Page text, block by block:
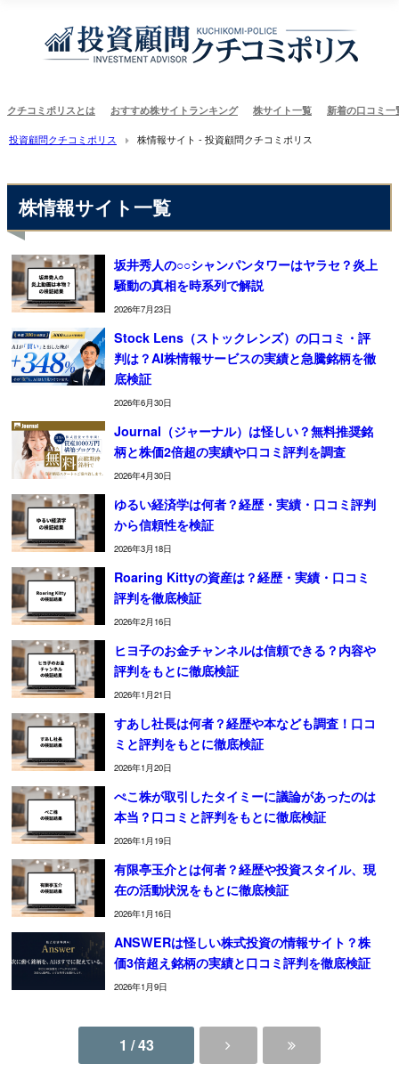
クチコミポリスとは おすすめ株サイトランキング 株サイト一覧 新着の口コミ一
投資顧問クチコミポリス 株情報サイト - 投資顧問クチコミポリス
株情報サイト一覧
坂井秀人の○○シャンパンタワーはヤラセ？炎上
騒動の真相を時系列で解説
2026年7月23日
Stock Lens（ストックレンズ）の口コミ・評
判は？AI株情報サービスの実績と急騰銘柄を徹
底検証
2026年6月30日
Journal（ジャーナル）は怪しい？無料推奨銘
柄と株価2倍超の実績や口コミ評判を調査
2026年4月30日
ゆるい経済学は何者？経歴・実績・口コミ評判
から信頼性を検証
2026年3月18日
Roaring Kittyの資産は？経歴・実績・口コミ
評判を徹底検証
2026年2月16日
ヒヨ子のお金チャンネルは信頼できる？内容や
評判をもとに徹底検証
2026年1月21日
すあし社長は何者？経歴や本なども調査！口コ
ミと評判をもとに徹底検証
2026年1月20日
ぺこ株が取引したタイミーに議論があったのは
本当？口コミと評判をもとに徹底検証
2026年1月19日
有限亭玉介とは何者？経歴や投資スタイル、現
在の活動状況をもとに徹底検証
2026年1月16日
ANSWERは怪しい株式投資の情報サイト？株
価3倍超え銘柄の実績と口コミ評判を徹底検証
2026年1月9日
1 / 43